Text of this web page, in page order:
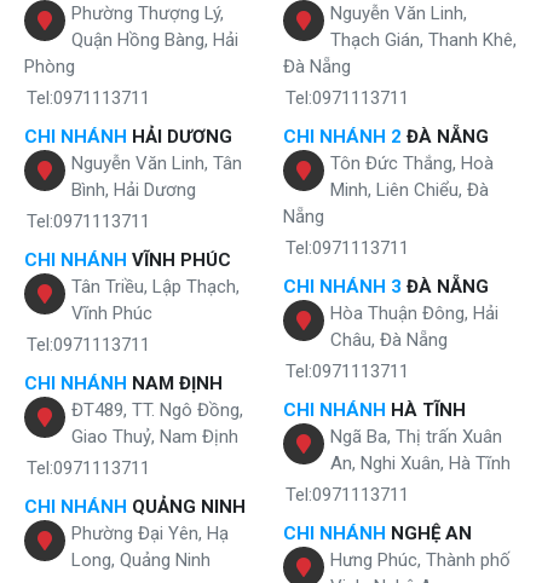
Phường Thượng Lý,
Quận Hồng Bàng, Hải
Phòng
Tel:0971113711
CHI NHÁNH HẢI DƯƠNG
Nguyễn Văn Linh, Tân
Bình, Hải Dương
Tel:0971113711
CHI NHÁNH VĨNH PHÚC
Tân Triều, Lập Thạch,
Vĩnh Phúc
Tel:0971113711
CHI NHÁNH NAM ĐỊNH
ĐT489, TT. Ngô Đồng,
Giao Thuỷ, Nam Định
Tel:0971113711
CHI NHÁNH QUẢNG NINH
Phường Đại Yên, Hạ
Long, Quảng Ninh
Nguyễn Văn Linh,
Thạch Gián, Thanh Khê,
Đà Nẵng
Tel:0971113711
CHI NHÁNH 2 ĐÀ NẴNG
Tôn Đức Thắng, Hoà
Minh, Liên Chiểu, Đà
Nẵng
Tel:0971113711
CHI NHÁNH 3 ĐÀ NẴNG
Hòa Thuận Đông, Hải
Châu, Đà Nẵng
Tel:0971113711
CHI NHÁNH HÀ TĨNH
Ngã Ba, Thị trấn Xuân
An, Nghi Xuân, Hà Tĩnh
Tel:0971113711
CHI NHÁNH NGHỆ AN
Hưng Phúc, Thành phố